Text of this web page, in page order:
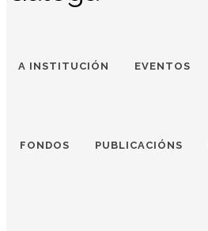
A INSTITUCIÓN EVENTOS
FONDOS PUBLICACIÓNS